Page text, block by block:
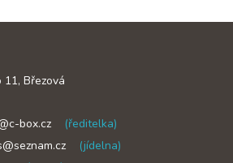
11, Březová
box.cz (ředitelka)
(jídelna)